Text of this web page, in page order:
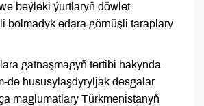
beýleki ýurtlaryň döwlet
bolmadyk edara görnüşli taraplary
gatnaşmagyň tertibi hakynda
de hususylaşdyryljak desgalar
maglumatlary Türkmenistanyň